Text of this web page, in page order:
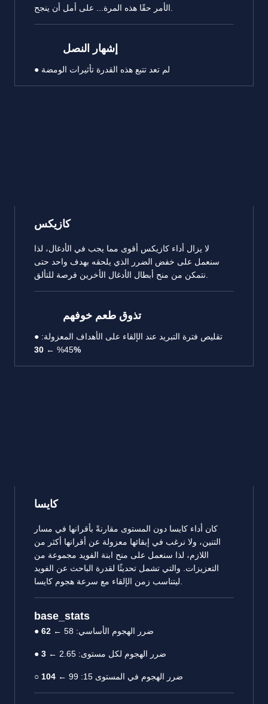
إشهار النصل
● لم تعد تتبع هذه القدرة تأثيرات الومضة
كازيكس
لا يزال أداء كازيكس أقوى مما يجب في الأدغال، لذا
سنعمل على خفض الضرر الذي يلحقه بهدف واحد حتى
تذوق طعم خوفهم
● تقليص فترة التبريد عند الإلقاء على الأهداف المعزولة:
45% ←30%
كايسا
كان أداء كايسا دون المستوى مقارنةً بأقرانها في مسار
التنين، ولا نرغب في إبقائها معزولة عن أقرانها أكثر من
اللازم، لذا سنعمل على منح ابنة الفويد مجموعة من
التعزيزات. والتي تشمل تحديثًا لقدرة الباحث عن الفويد
base_stats
● ضرر الهجوم الأساسي: 58 ← 62
● ضرر الهجوم لكل مستوى: 2.65 ←
○ ضرر الهجوم في المستوى 15: 99 ←